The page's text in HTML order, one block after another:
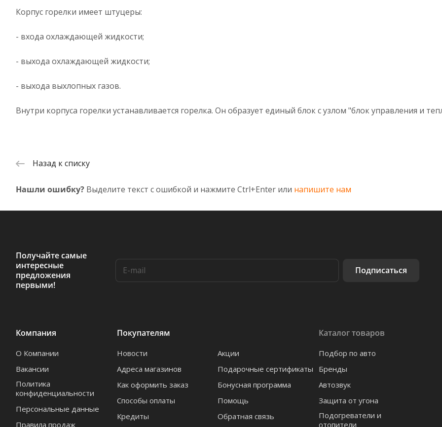
Корпус горелки имеет штуцеры:
- входа охлаждающей жидкости;
- выхода охлаждающей жидкости;
- выхода выхлопных газов.
Внутри корпуса горелки устанавливается горелка. Он образует единый блок с узлом "блок управления и
Назад к списку
Нашли ошибку? Выделите текст с ошибкой и нажмите Ctrl+Enter или напишите нам
Получайте самые
интересные
предложения
первыми!
Подписаться
Компания
О Компании
Вакансии
Политика
конфиденциальности
Персональные данные
Правила продаж
Покупателям
Новости
Адреса магазинов
Как оформить заказ
Способы оплаты
Кредиты
Акции
Подарочные сертификаты
Бонусная программа
Помощь
Обратная связь
Каталог товаров
Подбор по авто
Бренды
Автозвук
Защита от угона
Подогреватели и
отопители